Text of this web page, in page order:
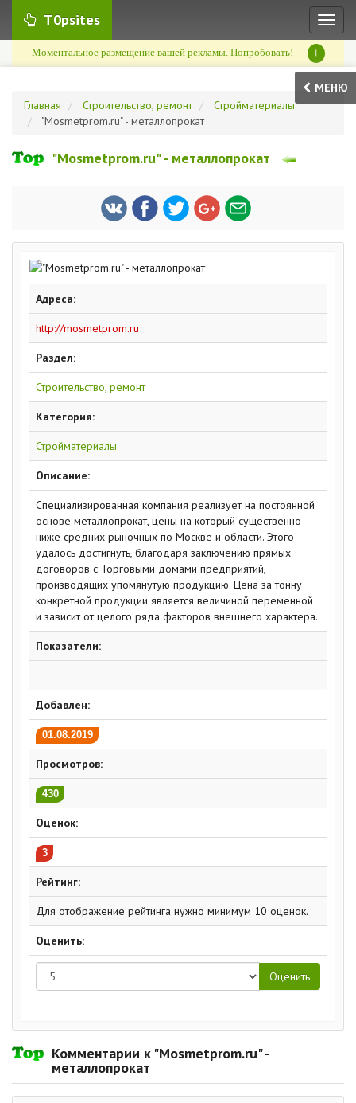
T0psites
Моментальное размещение вашей рекламы. Попробовать! +
МЕНЮ
Главная
Строительство, ремонт
Стройматериалы
"Mosmetprom.ru" - металлопрокат
"Mosmetprom.ru" - металлопрокат
Адреса:
http://mosmetprom.ru
Раздел:
Строительство, ремонт
Категория:
Стройматериалы
Описание:
Специализированная компания реализует на постоянной
основе металлопрокат, цены на который существенно
ниже средних рыночных по Москве и области. Этого
удалось достигнуть, благодаря заключению прямых
договоров с Торговыми домами предприятий,
производящих упомянутую продукцию. Цена за тонну
конкретной продукции является величиной переменной
и зависит от целого ряда факторов внешнего характера.
Показатели:
Добавлен:
01.08.2019
Просмотров:
430
Оценок:
3
Рейтинг:
Для отображение рейтинга нужно минимум 10 оценок.
Оценить:
Комментарии к "Mosmetprom.ru" -
металлопрокат